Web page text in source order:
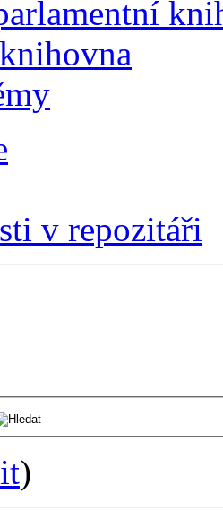
v repozitáři
)